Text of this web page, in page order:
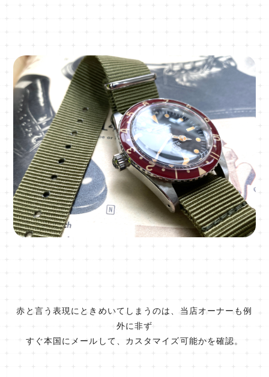
赤と言う表現にときめいてしまうのは、当店オーナーも例
外に非ず
すぐ本国にメールして、カスタマイズ可能かを確認。